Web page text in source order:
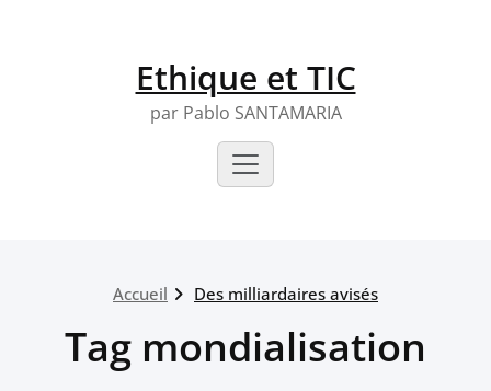
Ethique et TIC
par Pablo SANTAMARIA
Accueil Des milliardaires avisés
Tag mondialisation